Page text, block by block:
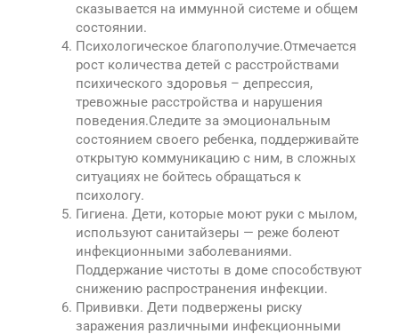
сказывается на иммунной системе и общем
состоянии.
Психологическое благополучие.Отмечается
рост количества детей с расстройствами
психического здоровья – депрессия,
тревожные расстройства и нарушения
поведения.Следите за эмоциональным
состоянием своего ребенка, поддерживайте
открытую коммуникацию с ним, в сложных
ситуациях не бойтесь обращаться к
психологу.
Гигиена. Дети, которые моют руки с мылом,
используют санитайзеры — реже болеют
инфекционными заболеваниями.
Поддержание чистоты в доме способствуют
снижению распространения инфекции.
Прививки. Дети подвержены риску
заражения различными инфекционными